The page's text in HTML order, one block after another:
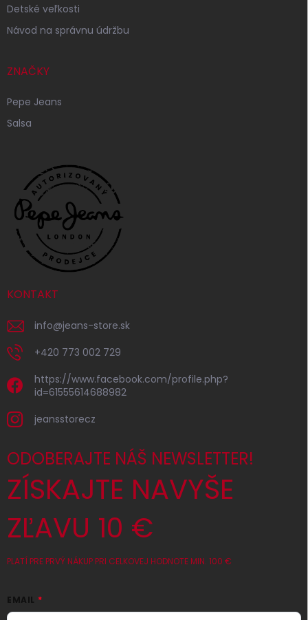
Detské veľkosti
Návod na správnu údržbu
ZNAČKY
Pepe Jeans
Salsa
KONTAKT
info@jeans-store.sk
+420 773 002 729
https://www.facebook.com/profile.php?
id=61555614688982
jeansstorecz
ODOBERAJTE NÁŠ NEWSLETTER!
ZÍSKAJTE NAVYŠE
ZĽAVU 10 €
PLATÍ PRE PRVÝ NÁKUP PRI CELKOVEJ HODNOTE MIN. 100 €
EMAIL